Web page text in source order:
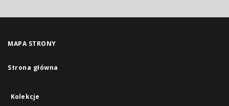
MAPA STRONY
Strona główna
Kolekcje